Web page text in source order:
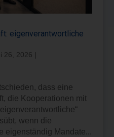
eigenverantwortliche
26, 2026
dass eine
die Kooperationen mit
wenn die
eigenständig Mandate...